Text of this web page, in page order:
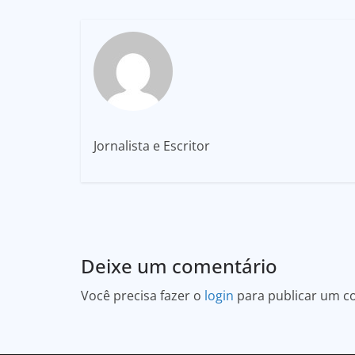
Jornalista e Escritor
Deixe um comentário
Você precisa fazer o login para publicar um